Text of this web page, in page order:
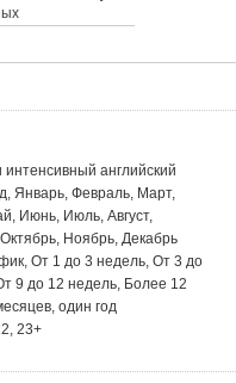
английский
Январь, Февраль, Март,
Июнь, Июль, Август,
Ноябрь, Декабрь
От 1 до 3 недель, От 3 до
9 до 12 недель, Более 12
один год
23+